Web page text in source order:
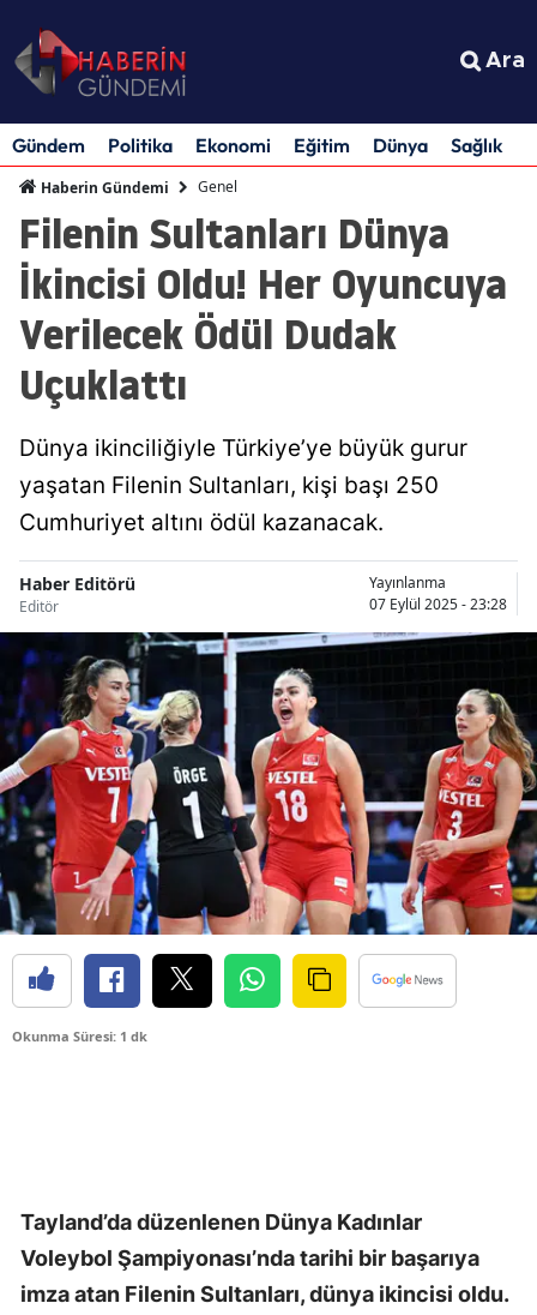
Ara
Gündem Politika Ekonomi Eğitim Dünya Sağlık
Haberin Gündemi Genel
Filenin Sultanları Dünya
İkincisi Oldu! Her Oyuncuya
Verilecek Ödül Dudak
Uçuklattı
Dünya ikinciliğiyle Türkiye’ye büyük gurur
yaşatan Filenin Sultanları, kişi başı 250
Cumhuriyet altını ödül kazanacak.
Haber Editörü
Editör
Yayınlanma
07 Eylül 2025 - 23:28
Okunma Süresi: 1 dk
Tayland’da düzenlenen Dünya Kadınlar
Voleybol Şampiyonası’nda tarihi bir başarıya
imza atan Filenin Sultanları, dünya ikincisi oldu.